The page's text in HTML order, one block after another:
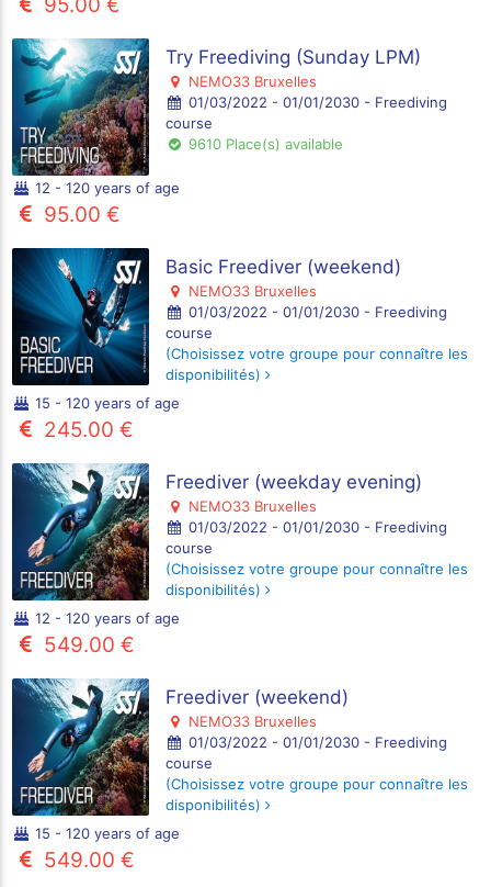
Try Freediving (Sunday LPM)
NEMO33 Bruxelles
01/03/2022 - 01/01/2030 - Freediving
course
9610 Place(s) available
12 - 120 years of age
95.00 €
Basic Freediver (weekend)
NEMO33 Bruxelles
01/03/2022 - 01/01/2030 - Freediving
course
(Choisissez votre groupe pour connaître les
disponibilités)
15 - 120 years of age
245.00 €
Freediver (weekday evening)
NEMO33 Bruxelles
01/03/2022 - 01/01/2030 - Freediving
course
(Choisissez votre groupe pour connaître les
disponibilités)
12 - 120 years of age
549.00 €
Freediver (weekend)
NEMO33 Bruxelles
01/03/2022 - 01/01/2030 - Freediving
course
(Choisissez votre groupe pour connaître les
disponibilités)
15 - 120 years of age
549.00 €